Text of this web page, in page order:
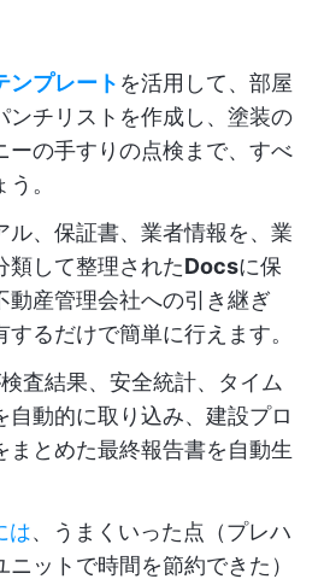
ンプレート を活用して、部屋
ンチリストを作成し、塗装の
ーの手すりの点検まで、すべ
。
ル、保証書、業者情報を、業
類して整理されたDocsに保
動産管理会社への引き継ぎ
るだけで簡単に行えます。
査結果、安全統計、タイム
自動的に取り込み、建設プロ
まとめた最終報告書を自動生
は、うまくいった点（プレハ
ットで時間を節約できた）